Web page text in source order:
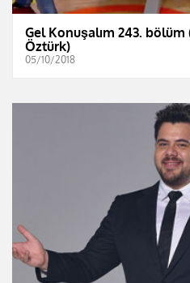
Gel Konuşalım 243. bölüm
Öztürk)
05/10/2018